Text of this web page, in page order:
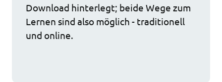
Download hinterlegt; beide Wege zum
Lernen sind also möglich - traditionell
und online.